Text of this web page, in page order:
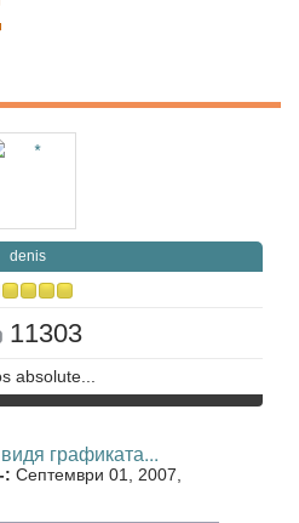
denis
11303
absolute...
графиката...
: Септември 01, 2007,